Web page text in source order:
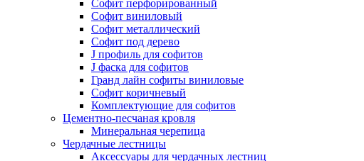
Cофит перфорированный
Софит виниловый
Софит металлический
Софит под дерево
J профиль для софитов
J фаска для софитов
Гранд лайн софиты виниловые
Софит коричневый
Комплектующие для софитов
Цементно-песчаная кровля
Минеральная черепица
Чердачные лестницы
Аксессуары для чердачных лестниц